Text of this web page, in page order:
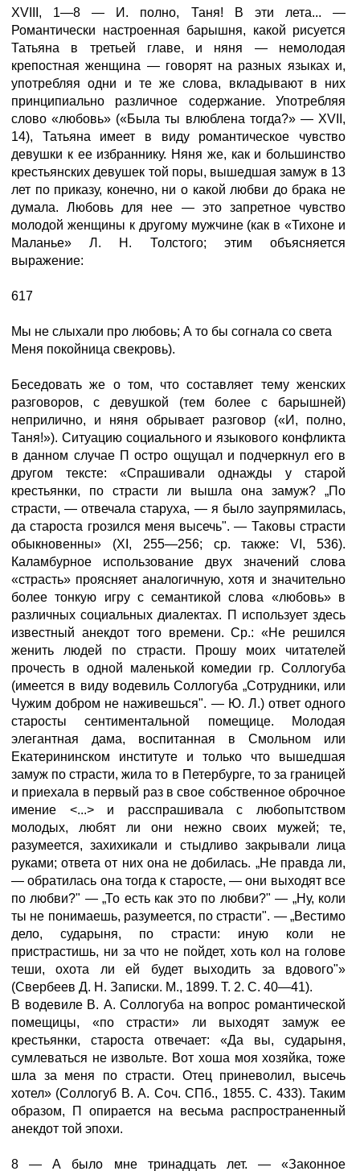
XVIII, 1—8 — И. полно, Таня! В эти лета... —
Романтически настроенная барышня, какой рисуется
Татьяна в третьей главе, и няня — немолодая
крепостная женщина — говорят на разных языках и,
употребляя одни и те же слова, вкладывают в них
принципиально различное содержание. Употребляя
слово «любовь» («Была ты влюблена тогда?» — XVII,
14), Татьяна имеет в виду романтическое чувство
девушки к ее избраннику. Няня же, как и большинство
крестьянских девушек той поры, вышедшая замуж в 13
лет по приказу, конечно, ни о какой любви до брака не
думала. Любовь для нее — это запретное чувство
молодой женщины к другому мужчине (как в «Тихоне и
Маланье» Л. Н. Толстого; этим объясняется
выражение:
617
Мы не слыхали про любовь; А то бы согнала со света
Меня покойница свекровь).
Беседовать же о том, что составляет тему женских
разговоров, с девушкой (тем более с барышней)
неприлично, и няня обрывает разговор («И, полно,
Таня!»). Ситуацию социального и языкового конфликта
в данном случае П остро ощущал и подчеркнул его в
другом тексте: «Спрашивали однажды у старой
крестьянки, по страсти ли вышла она замуж? „По
страсти, — отвечала старуха, — я было заупрямилась,
да староста грозился меня высечь". — Таковы страсти
обыкновенны» (XI, 255—256; ср. также: VI, 536).
Каламбурное использование двух значений слова
«страсть» проясняет аналогичную, хотя и значительно
более тонкую игру с семантикой слова «любовь» в
различных социальных диалектах. П использует здесь
известный анекдот того времени. Ср.: «Не решился
женить людей по страсти. Прошу моих читателей
прочесть в одной маленькой комедии гр. Соллогуба
(имеется в виду водевиль Соллогуба „Сотрудники, или
Чужим добром не наживешься". — Ю. Л.) ответ одного
старосты сентиментальной помещице. Молодая
элегантная дама, воспитанная в Смольном или
Екатерининском институте и только что вышедшая
замуж по страсти, жила то в Петербурге, то за границей
и приехала в первый раз в свое собственное оброчное
имение <...> и расспрашивала с любопытством
молодых, любят ли они нежно своих мужей; те,
разумеется, захихикали и стыдливо закрывали лица
руками; ответа от них она не добилась. „Не правда ли,
— обратилась она тогда к старосте, — они выходят все
по любви?" — „То есть как это по любви?" — „Ну, коли
ты не понимаешь, разумеется, по страсти". — „Вестимо
дело, сударыня, по страсти: иную коли не
пристрастишь, ни за что не пойдет, хоть кол на голове
теши, охота ли ей будет выходить за вдового"»
(Свербеев Д. Н. Записки. М., 1899. Т. 2. С. 40—41).
В водевиле В. А. Соллогуба на вопрос романтической
помещицы, «по страсти» ли выходят замуж ее
крестьянки, староста отвечает: «Да вы, сударыня,
сумлеваться не извольте. Вот хоша моя хозяйка, тоже
шла за меня по страсти. Отец приневолил, высечь
хотел» (Соллогуб В. А. Соч. СПб., 1855. С. 433). Таким
образом, П опирается на весьма распространенный
анекдот той эпохи.
8 — А было мне тринадцать лет. — «Законное